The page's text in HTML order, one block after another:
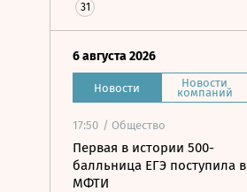
31
6 августа 2026
Новости Новости
компаний
17:50 / Общество
Первая в истории 500-
балльница ЕГЭ поступила в
МФТИ